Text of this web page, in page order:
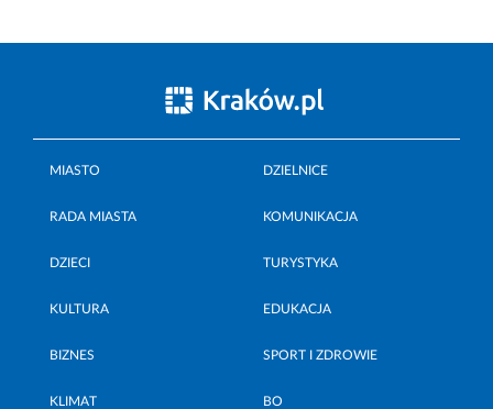
MIASTO DZIELNICE
RADA MIASTA KOMUNIKACJA
DZIECI TURYSTYKA
KULTURA EDUKACJA
BIZNES SPORT I ZDROWIE
KLIMAT BO